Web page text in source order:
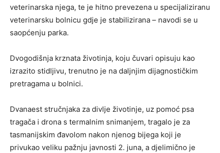
veterinarska njega, te je hitno prevezena u specijaliziranu
veterinarsku bolnicu gdje je stabilizirana – navodi se u
saopćenju parka.
Dvogodišnja krznata životinja, koju čuvari opisuju kao
izrazito stidljivu, trenutno je na daljnjim dijagnostičkim
pretragama u bolnici.
Dvanaest stručnjaka za divlje životinje, uz pomoć psa
tragača i drona s termalnim snimanjem, tragalo je za
tasmanijskim đavolom nakon njenog bijega koji je
privukao veliku pažnju javnosti 2. juna, a djelimično je